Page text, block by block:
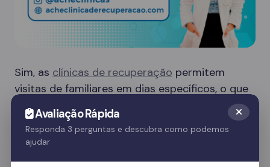
Sim, as clínicas de recuperação permitem
visitas de familiares em dias específicos, o que
é crucial para o apoio emocional do paciente.
Essas visitas ajudam no processo de
recuperação e fortalecem o vínculo familiar.
Avaliação Rápida
Responda 3 perguntas e descubra como podemos
ajudar